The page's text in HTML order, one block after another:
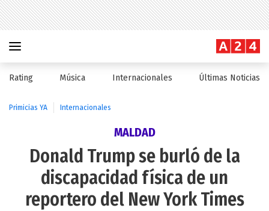
Rating Música Internacionales Últimas Noticias
Primicias YA Internacionales
MALDAD
Donald Trump se burló de la
discapacidad física de un
reportero del New York Times